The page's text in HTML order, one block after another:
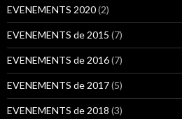
:EVENEMENTS 2020(2)
EVENEMENTS de 2015 (7)
EVENEMENTS de 2016(7)
EVENEMENTS de 2017(5)
EVENEMENTS de 2018 (3)